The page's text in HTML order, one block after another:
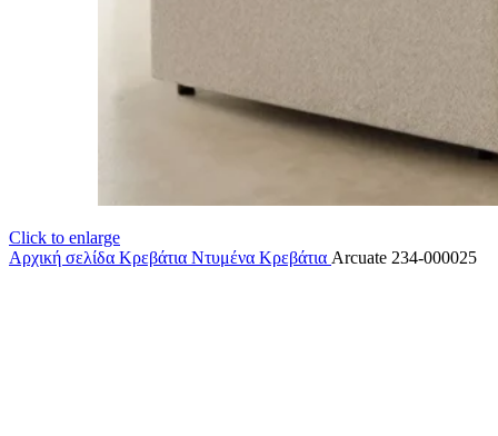
Click to enlarge
Αρχική σελίδα Κρεβάτια Ντυμένα Κρεβάτια Arcuate 234-000025